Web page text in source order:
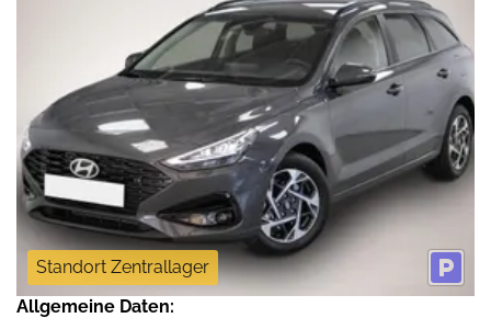
Standort Zentrallager
Allgemeine Daten: